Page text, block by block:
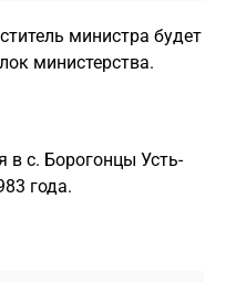
министра будет
министерства.
в с. Борогонцы Усть-
года.